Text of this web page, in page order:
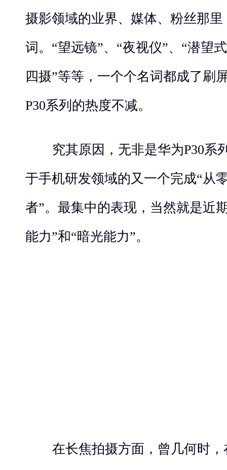
摄影领域的业界、媒体、粉丝那
词。“望远镜”、“夜视仪”、“潜望
四摄”等等，一个个名词都成了刷
P30系列的热度不减。
究其原因，无非是华为P30系
于手机研发领域的又一个完成“从
者”。最集中的表现，当然就是近
能力”和“暗光能力”。
在长焦拍摄方面，曾几何时